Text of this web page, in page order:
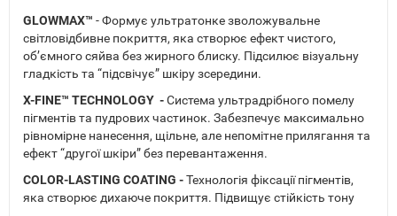
GLOWMAX™ - Формує ультратонке зволожувальне
світловідбивне покриття, яка створює ефект чистого,
об’ємного сяйва без жирного блиску. Підсилює візуальну
гладкість та “підсвічує” шкіру зсередини.
X-FINE™ TECHNOLOGY -Система ультрадрібного помелу
пігментів та пудрових частинок. Забезпечує максимально
рівномірне нанесення, щільне, але непомітне прилягання та
ефект “другої шкіри” без перевантаження.
COLOR-LASTING COATING -Технологія фіксації пігментів,
яка створює дихаюче покриття. Підвищує стійкість тону